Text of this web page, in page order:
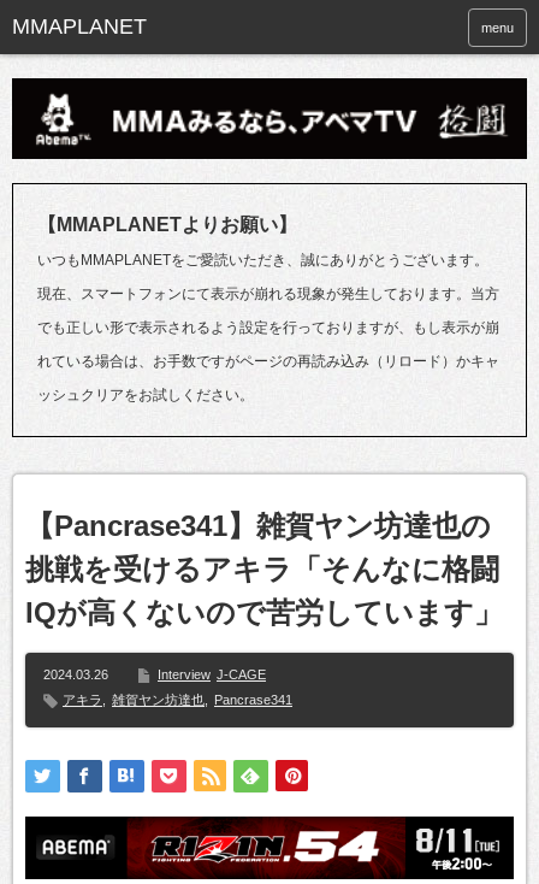
menu
【MMAPLANETよりお願い】
いつもMMAPLANETをご愛読いただき、誠にありがとうございます。
現在、スマートフォンにて表示が崩れる現象が発生しております。当方
でも正しい形で表示されるよう設定を行っておりますが、もし表示が崩
れている場合は、お手数ですがページの再読み込み（リロード）かキャ
ッシュクリアをお試しください。
【Pancrase341】雑賀ヤン坊達也の
挑戦を受けるアキラ「そんなに格闘
IQが高くないので苦労しています」
2024.03.26 Interview J-CAGE
アキラ
雑賀ヤン坊達也 Pancrase341